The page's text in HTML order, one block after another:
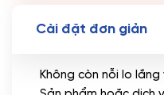
Cài đặt đơn giản
Không còn nỗi lo